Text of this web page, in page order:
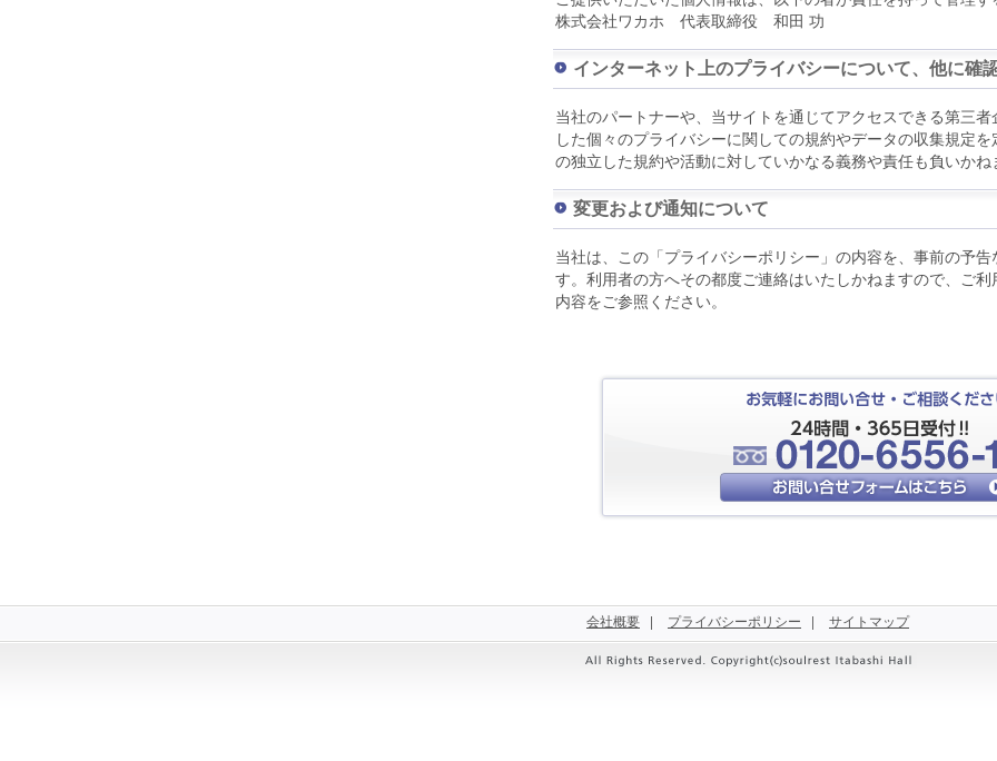
株式会社ワカホ 代表取締役 和田 功
インターネット上のプライバシーについて、他に確
当社のパートナーや、当サイトを通じてアクセスできる第三
した個々のプライバシーに関しての規約やデータの収集規定
の独立した規約や活動に対していかなる義務や責任も負いかね
変更および通知について
当社は、この「プライバシーポリシー」の内容を、事前の予告
す。利用者の方へその都度ご連絡はいたしかねますので、ご
内容をご参照ください。
会社概要 プライバシーポリシー サイトマップ